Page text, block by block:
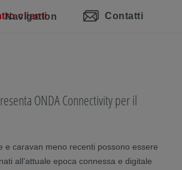
principale
Navigation
clienti Contatti
ONDA Connectivity per il
e caravan meno recenti possono essere
all’attuale epoca connessa e digitale